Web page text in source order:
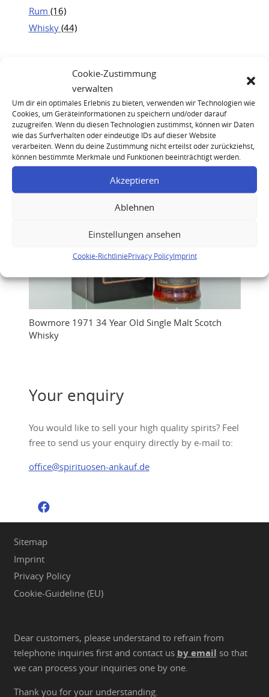
Cookie-Zustimmung
verwalten
Um dir ein optimales Erlebnis zu bieten, verwenden wir Technologien wie
Cookies, um Geräteinformationen zu speichern und/oder darauf
zuzugreifen. Wenn du diesen Technologien zustimmst, können wir Daten
wie das Surfverhalten oder eindeutige IDs auf dieser Website
verarbeiten. Wenn du deine Zustimmung nicht erteilst oder zurückziehst,
können bestimmte Merkmale und Funktionen beeinträchtigt werden.
Akzeptieren
Ablehnen
Einstellungen ansehen
Cookie-RichtliniePrivacy PolicyImprint
Rum (16)
Whisky (44)
Bowmore 1971 34 Year Old Single Malt Scotch
Whisky
Your enquiry
You would like to sell your high quality spirits? Feel
free to send us your enquiry directly by e-mail to:
office@spirituosen-ankauf.de
Sitemap
Imprint
Privacy Policy
Cookie-Guideline (EU)
Dear customers, please understand to refrain from
telephone inquiries first and contact us by email so that
we can process your inquiries one by one.
Thank you for your understanding.